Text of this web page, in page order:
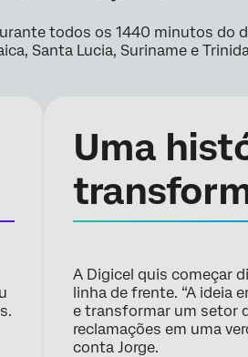
todos os 1440 minutos do
Santa Lucia, Suriname e
Uma
A Digicel quis começar
linha de frente. “A ideia
e transformar um setor
reclamações em uma
conta Jorge.